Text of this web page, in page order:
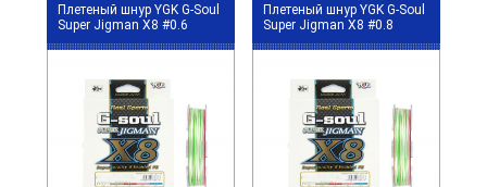
Плетеный шнур YGK G-Soul
Super Jigman X8 #0.6
Плетеный шнур YGK G-Soul
Super Jigman X8 #0.8